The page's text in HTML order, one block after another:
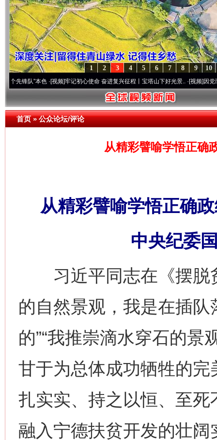
10
9
8
7
6
5
4
3
2
1
”本色·[视频]牢记初心使命 奋进复兴征程丨宝塔山下好光景..·[视频]因党而生 为党
首页»公众论坛/评论
从精彩譬喻学悟正确
从精彩譬喻学悟正确
中央纪委
习近平同志在《摆脱
的自然景观，我是在插
的”“我推崇滴水穿石的
甘于为总体成功牺牲的
扎实实、持之以恒、至死
融入宁德扶贫开发的壮阔